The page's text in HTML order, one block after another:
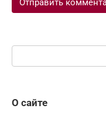
Поиск:
О сайте